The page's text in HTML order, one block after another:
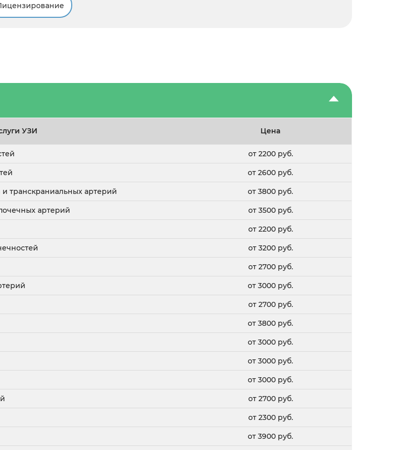
УЗИ Цена
от 2200 руб.
от 2600 руб.
транскраниальных артерий от 3800 руб.
артерий от 3500 руб.
от 2200 руб.
от 3200 руб.
от 2700 руб.
от 3000 руб.
от 2700 руб.
от 3800 руб.
от 3000 руб.
от 3000 руб.
от 3000 руб.
от 2700 руб.
от 2300 руб.
от 3900 руб.